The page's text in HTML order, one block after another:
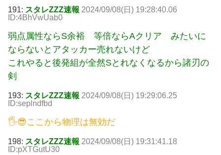
191: スタレZZZ速報 2024/09/08(日) 19:28:40.06
ID:4BhVwUab0
弱点属性ならS余裕 等倍ならAクリア みたいに
ならないとアタッカー売れないけど
これやると後発組が全然Sとれなくなるから諸刃の
剣
193: スタレZZZ速報 2024/09/08(日) 19:29:06.25
ID:seplndfbd
🖐😎ここから物理は無効だ
198: スタレZZZ速報 2024/09/08(日) 19:31:41.18
ID:pXTGutU30